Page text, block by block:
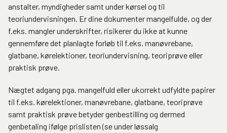
anstalter, myndigheder samt under kørsel og til
teoriundervisningen. Er dine dokumenter mangelfulde, og der
f.eks. mangler underskrifter, risikerer du ikke at kunne
gennemføre det planlagte forløb til f.eks. manøvrebane,
glatbane, kørelektioner, teoriundervisning, teoriprøve eller
praktisk prøve.
Nægtet adgang pga. mangelfuld eller ukorrekt udfyldte papirer
til f.eks. kørelektioner, manøvrebane, glatbane, teoriprøve
samt praktisk prøve betyder genbestilling og dermed
genbetaling ifølge prislisten (se under løssalg